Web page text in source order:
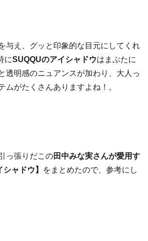
与え、グッと印象的な目元にしてくれ
にSUQQUのアイシャドウはまぶたに
透明感のニュアンスが加わり、大人っ
ムがたくさんありますよね！。
っ張りだこの田中みな実さんが愛用す
ャドウ】
をまとめたので、参考にし